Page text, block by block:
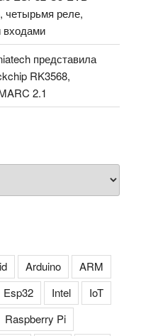
четырьмя реле,
входами
представила
RK3568,
2.1
Arduino
ARM
Esp32 Intel
IoT
Raspberry Pi